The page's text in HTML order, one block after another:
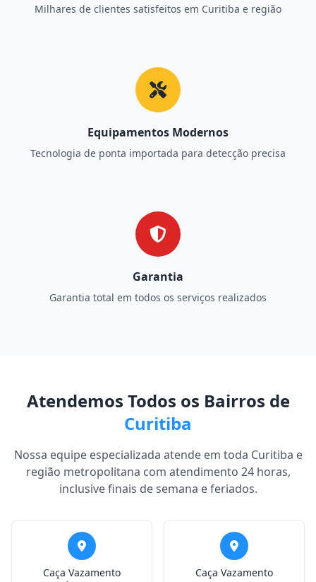
Milhares de clientes satisfeitos em Curitiba e região
Equipamentos Modernos
Tecnologia de ponta importada para detecção precisa
Garantia
Garantia total em todos os serviços realizados
Atendemos Todos os Bairros de
Curitiba
Nossa equipe especializada atende em toda Curitiba e
região metropolitana com atendimento 24 horas,
inclusive finais de semana e feriados.
Caça Vazamento
Caça Vazamento